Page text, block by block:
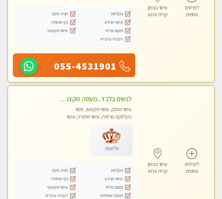
לפרטים
נוספים
עיסוי בצפון
קרית אתא
מקלחת
חניה חינם
עיסוי מרגיע
נקי ומסודר
מקום פרטי
עיסוי מקצועי
דוברת עיברית
055-4531901
לפרטים
נוספים
עיסוי בצפון
קרית אתא
לנשים בלבד..מעסה מקצועי לנשים בלבד לעיסוי מרגיע ומפנק VIP-מומלץ לחלוטין! פרטי! ​​​​​​
עיסוי מפנק, עיסוי מקצועי, עיסוי
בקלניקה פרטית, עיסוי טנטרה, עיסוי
פלטינה
מקלחת
חניה חינם
עיסוי מרגיע
נקי ומסודר
מקום פרטי
עיסוי מקצועי
תמונה אמיתית
דוברת עיברית